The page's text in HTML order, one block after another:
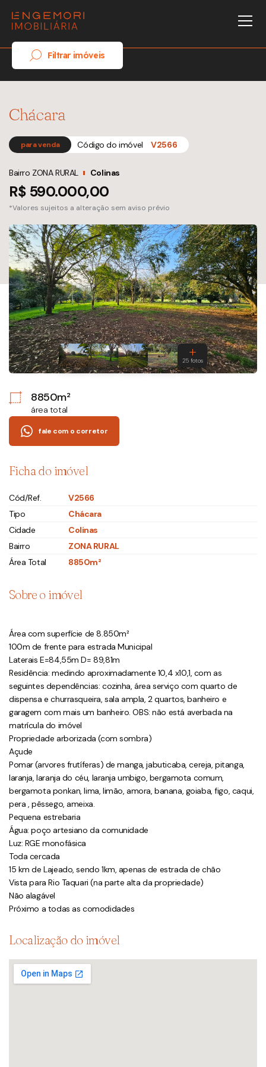
Filtrar imóveis
Chácara
para venda Código do imóvel V2566
Bairro ZONA RURAL Colinas
R$ 590.000,00
*Valores sujeitos a alteração sem aviso prévio
8850m²
área total
fale com o corretor
Ficha do imóvel
Cód/Ref.
V2566
Tipo
Chácara
Cidade
Colinas
Bairro
ZONA RURAL
Área Total
8850m²
Sobre o imóvel
Área com superfície de 8.850m²
100m de frente para estrada Municipal
Laterais E=84,55m D= 89,81m
Residência: medindo aproximadamente 10,4 x10,1, com as
seguintes dependências: cozinha, área serviço com quarto de
dispensa e churrasqueira, sala ampla, 2 quartos, banheiro e
garagem com mais um banheiro. OBS: não está averbada na
matrícula do imóvel
Propriedade arborizada (com sombra)
Açude
Pomar (arvores frutíferas) de manga, jabuticaba, cereja, pitanga,
laranja, laranja do céu, laranja umbigo, bergamota comum,
bergamota ponkan, lima, limão, amora, banana, goiaba, figo, caqui,
pera , pêssego, ameixa.
Pequena estrebaria
Água: poço artesiano da comunidade
Luz: RGE monofásica
Toda cercada
15 km de Lajeado, sendo 1km, apenas de estrada de chão
Vista para Rio Taquari (na parte alta da propriedade)
Não alagável
Próximo a todas as comodidades
Localização do imóvel